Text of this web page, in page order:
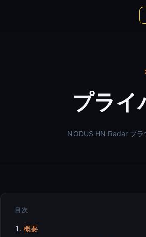
YouTube動画のランキングを
プライ
NODUS HN Radar ブ
目次
概要